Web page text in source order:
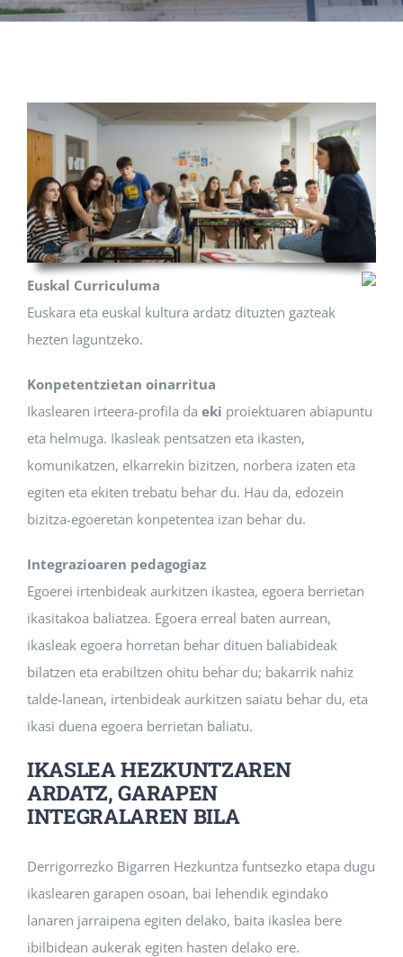
AGENDA 2030
Euskal Curriculuma
Euskara eta euskal kultura ardatz dituzten gazteak
hezten laguntzeko.
Konpetentzietan oinarritua
Ikaslearen irteera-profila da eki proiektuaren abiapuntu
eta helmuga. Ikasleak pentsatzen eta ikasten,
komunikatzen, elkarrekin bizitzen, norbera izaten eta
egiten eta ekiten trebatu behar du. Hau da, edozein
bizitza-egoeretan konpetentea izan behar du.
Integrazioaren pedagogiaz
Egoerei irtenbideak aurkitzen ikastea, egoera berrietan
ikasitakoa baliatzea. Egoera erreal baten aurrean,
ikasleak egoera horretan behar dituen baliabideak
bilatzen eta erabiltzen ohitu behar du; bakarrik nahiz
talde-lanean, irtenbideak aurkitzen saiatu behar du, eta
ikasi duena egoera berrietan baliatu.
IKASLEA HEZKUNTZAREN
ARDATZ, GARAPEN
INTEGRALAREN BILA
Derrigorrezko Bigarren Hezkuntza funtsezko etapa dugu
ikaslearen garapen osoan, bai lehendik egindako
lanaren jarraipena egiten delako, baita ikaslea bere
ibilbidean aukerak egiten hasten delako ere.